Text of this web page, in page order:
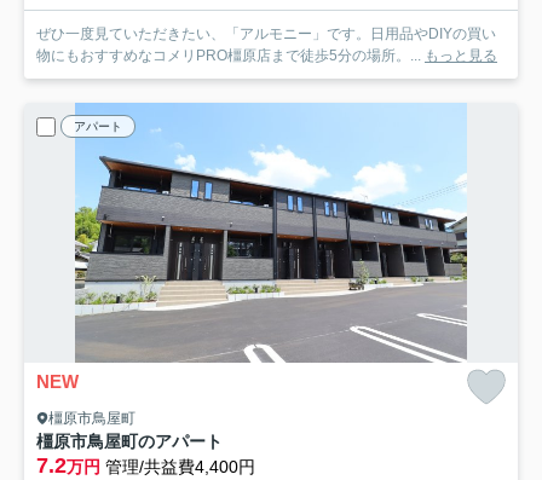
ぜひ一度見ていただきたい、「アルモニー」です。日用品やDIYの買い
物にもおすすめなコメリPRO橿原店まで徒歩5分の場所。...
もっと見る
アパート
NEW
橿原市鳥屋町
橿原市鳥屋町のアパート
7.2万円 管理/共益費4,400円